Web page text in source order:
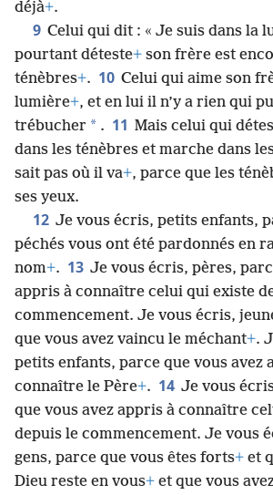
déjà+.
9 Celui qui dit : « Je suis dans la
pourtant déteste+ son frère est
ténèbres+. 10 Celui qui aime son
lumière+, et en lui il n’y a rien qui
trébucher * . 11 Mais celui qui
dans les ténèbres et marche dans
sait pas où il va+, parce que les
ses yeux.
12 Je vous écris, petits enfants,
péchés vous ont été pardonnés en
nom+. 13 Je vous écris, pères,
appris à connaître celui qui existe
commencement. Je vous écris,
que vous avez vaincu le méchant+.
petits enfants, parce que vous avez
connaître le Père+. 14 Je vous
que vous avez appris à connaître
depuis le commencement. Je vous
gens, parce que vous êtes forts+ et
Dieu reste en vous+ et que vous